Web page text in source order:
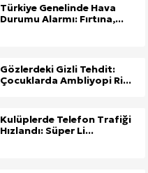
Türkiye Genelinde Hava
Durumu Alarmı: Fırtına,...
Gözlerdeki Gizli Tehdit:
Çocuklarda Ambliyopi Ri...
Kulüplerde Telefon Trafiği
Hızlandı: Süper Li...